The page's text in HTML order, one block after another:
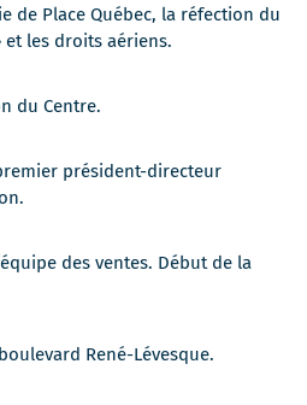
de Place Québec, la réfection du
et les droits aériens.
du Centre.
président-directeur
des ventes. Début de la
René-Lévesque.